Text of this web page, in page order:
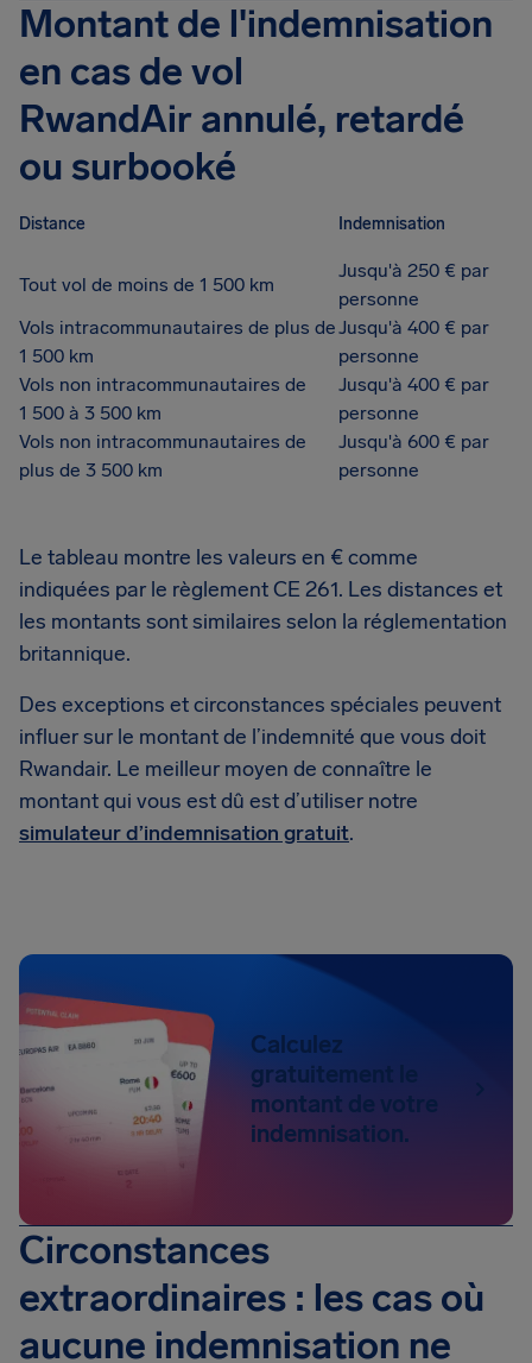
Montant de l'indemnisation
en cas de vol
RwandAir annulé, retardé
ou surbooké
Distance Indemnisation
Tout vol de moins de 1 500 km
Jusqu'à 250 € par
personne
Vols intracommunautaires de plus de
1 500 km
Jusqu'à 400 € par
personne
Vols non intracommunautaires de
1 500 à 3 500 km
Jusqu'à 400 € par
personne
Vols non intracommunautaires de
plus de 3 500 km
Jusqu'à 600 € par
personne
Le tableau montre les valeurs en € comme
indiquées par le règlement CE 261. Les distances et
les montants sont similaires selon la réglementation
britannique.
Des exceptions et circonstances spéciales peuvent
influer sur le montant de l’indemnité que vous doit
Rwandair. Le meilleur moyen de connaître le
montant qui vous est dû est d’utiliser notre
simulateur d’indemnisation gratuit.
Calculez
gratuitement le
montant de votre
indemnisation.
Circonstances
extraordinaires : les cas où
aucune indemnisation ne